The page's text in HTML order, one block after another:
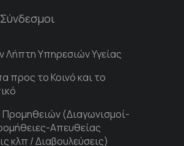
Λήπτη Υπηρεσιών Υγείας
προς το Κοινό και το
Προμηθειών (Διαγωνισμοί-
Απευθείας
κλπ / Διαβουλεύσεις)